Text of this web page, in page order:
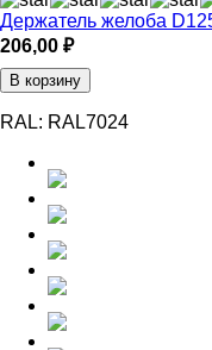
Держатель желоба
206,00 ₽
В корзину
RAL: RAL7024